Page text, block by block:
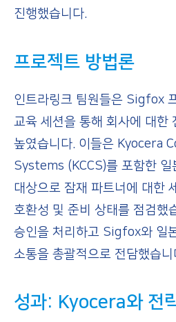
진행했습니다.
프로젝트 방법론
인트라링크 팀원들은 Sigfox
교육 세션을 통해 회사에 대한
높였습니다. 이들은 Kyocera
Systems (KCCS)를 포함한 일
대상으로 잠재 파트너에 대한
호환성 및 준비 상태를 점검했
승인을 처리하고 Sigfox와 일
소통을 총괄적으로 전담했습니
성과: Kyocera와 전